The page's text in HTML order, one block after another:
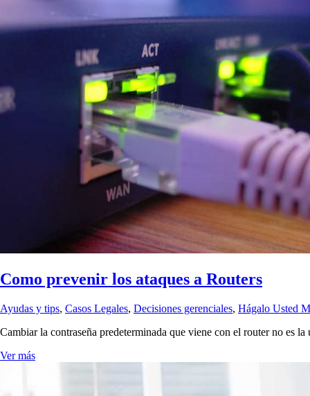
Como prevenir los ataques a Routers
Ayudas y tips, Casos Legales, Decisiones gerenciales, Hágalo Usted
Cambiar la contraseña predeterminada que viene con el router no es
Ver más